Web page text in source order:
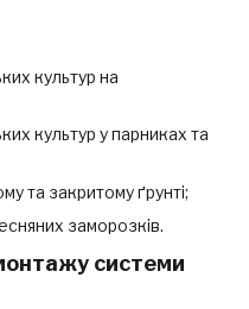
культур на
культур у парниках та
та закритому ґрунті;
заморозків.
системи